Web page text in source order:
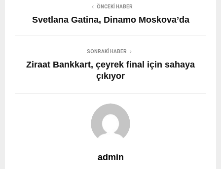
ÖNCEKI HABER
Svetlana Gatina, Dinamo Moskova’da
SONRAKI HABER
Ziraat Bankkart, çeyrek final için sahaya
çıkıyor
admin